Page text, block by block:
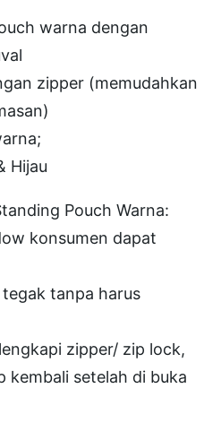
warna dengan
zipper (memudahkan
Hijau
Pouch Warna:
konsumen dapat
tanpa harus
zipper/ zip lock,
kembali setelah di buka